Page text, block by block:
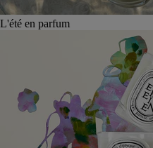
L'été en parfum